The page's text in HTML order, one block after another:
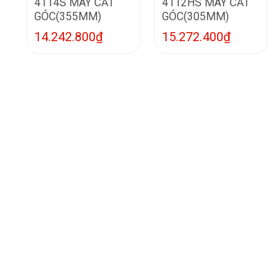
4114S MÁY CẮT
GÓC(355MM)
14.242.800₫
4112HS MÁY CẮT
GÓC(305MM)
15.272.400₫